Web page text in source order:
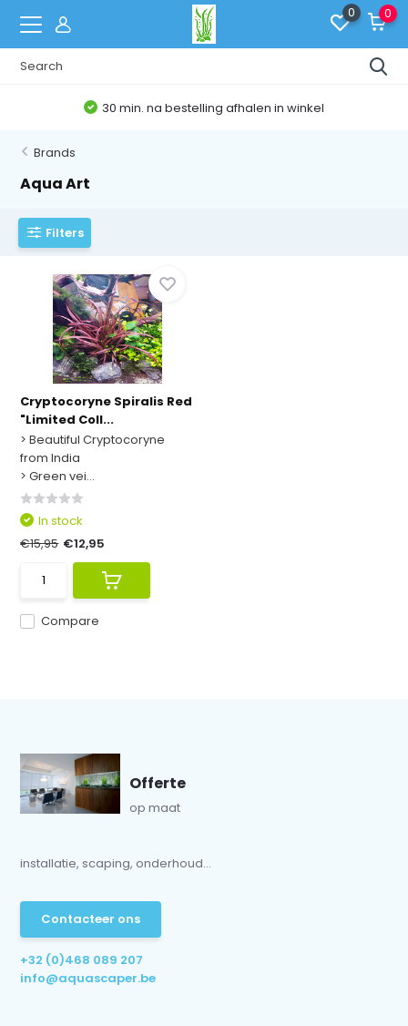
0 0
30 min. na bestelling afhalen in winkel
Brands
Aqua Art
Filters
Cryptocoryne Spiralis Red
"Limited Coll...
> Beautiful Cryptocoryne
from India
> Green vei...
Compare
In stock
€15,95 €12,95
Offerte
op maat
installatie, scaping, onderhoud...
Contacteer ons
+32 (0)468 089 207
info@aquascaper.be